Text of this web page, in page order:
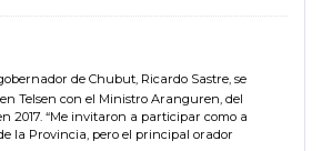
de Chubut, Ricardo Sastre, se
Telsen con el Ministro Aranguren, del
2017. “Me invitaron a participar como a
la Provincia, pero el principal orador